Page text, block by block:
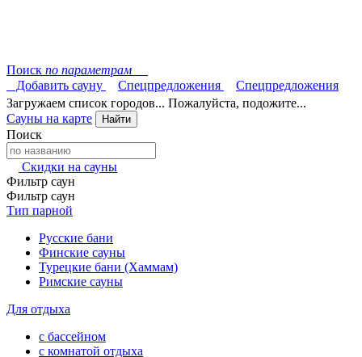
Поиск по параметрам
Добавить сауну
Спецпредложения
Спецпредложения
Загружаем список городов... Пожалуйста, подожите...
Сауны на карте
Найти
Поиск
Скидки на сауны
Фильтр саун
Фильтр саун
Тип парной
Русские бани
Финские сауны
Турецкие бани (Хаммам)
Римские сауны
Для отдыха
с бассейном
с комнатой отдыха